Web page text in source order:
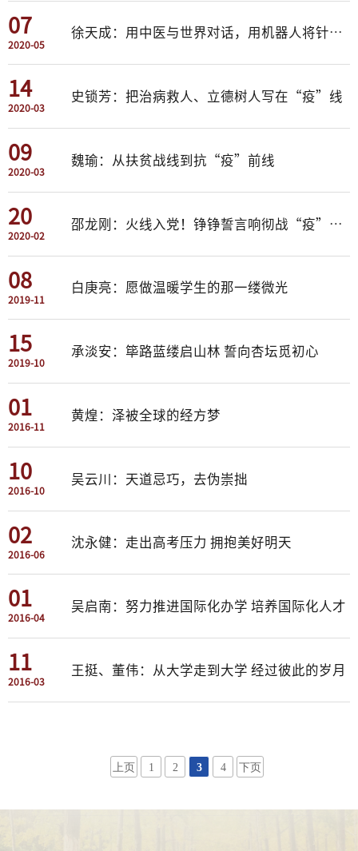
07
2020-05
徐天成：用中医与世界对话，用机器人将针灸带上国际舞台
14
2020-03
史锁芳：把治病救人、立德树人写在“疫”线
09
2020-03
魏瑜：从扶贫战线到抗“疫”前线
20
2020-02
邵龙刚：火线入党！铮铮誓言响彻战“疫”一线
08
2019-11
白庚亮：愿做温暖学生的那一缕微光
15
2019-10
承淡安：筚路蓝缕启山林 誓向杏坛觅初心
01
2016-11
黄煌：泽被全球的经方梦
10
2016-10
吴云川：天道忌巧，去伪崇拙
02
2016-06
沈永健：走出高考压力 拥抱美好明天
01
2016-04
吴启南：努力推进国际化办学 培养国际化人才
11
2016-03
王挺、董伟：从大学走到大学 经过彼此的岁月
上页 1 2 3 4 下页